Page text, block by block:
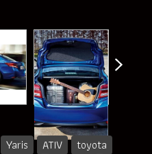
Yaris ATIV
toyota